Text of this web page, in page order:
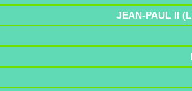
JEAN-PAUL II